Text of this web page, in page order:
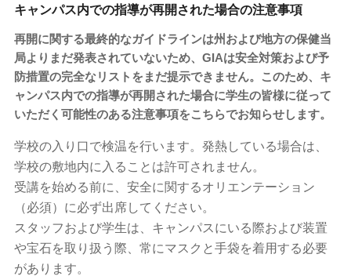
キャンパス内での指導が再開された場合の注意事項
再開に関する最終的なガイドラインは州および地方の保健当
局よりまだ発表されていないため、GIAは安全対策および予
防措置の完全なリストをまだ提示できません。このため、キ
ャンパス内での指導が再開された場合に学生の皆様に従って
いただく可能性のある注意事項をこちらでお知らせします。
学校の入り口で検温を行います。発熱している場合は、
学校の敷地内に入ることは許可されません。
受講を始める前に、安全に関するオリエンテーション
（必須）に必ず出席してください。
スタッフおよび学生は、キャンパスにいる際および装置
や宝石を取り扱う際、常にマスクと手袋を着用する必要
があります。